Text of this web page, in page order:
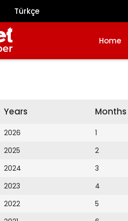
Türkçe
Home
Years
2026
2025
2024
2023
2022
Months
1
2
3
4
5